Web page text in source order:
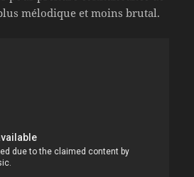
mélodique et moins brutal.